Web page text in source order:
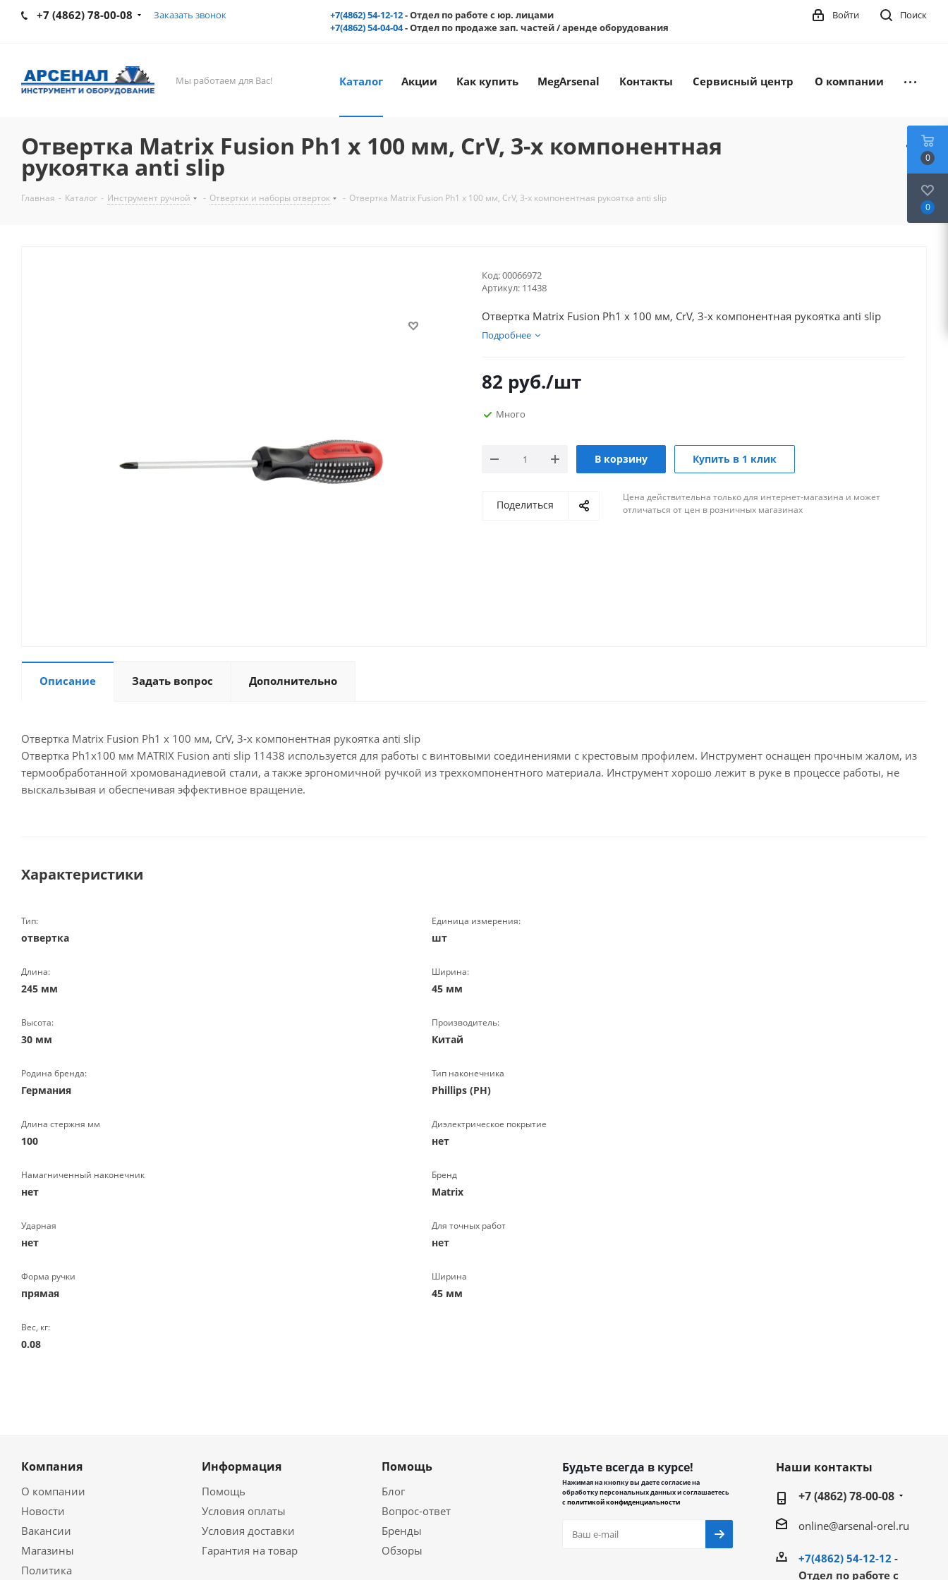
+7 (4862) 78-00-08 Заказать звонок +7(4862) 54-12-12- Отдел по работе с юр. лицами
+7(4862) 54-04-04- Отдел по продаже зап. частей / аренде оборудования
Поиск
Войти
Мы работаем для Вас! Каталог Акции Как купить MegArsenal Контакты Сервисный центр О компании
Отвертка Matrix Fusion Ph1 х 100 мм, CrV, 3-х компонентная
рукоятка anti slip
Главная - Каталог - Инструмент ручной - Отвертки и наборы отверток - Отвертка Matrix Fusion Ph1 х 100 мм, CrV, 3-х компонентная рукоятка anti slip
Код:00066972
Артикул: 11438
Отвертка Matrix Fusion Ph1 х 100 мм, CrV, 3-х компонентная рукоятка anti slip
Подробнее
82 руб./шт
Много
В корзину Купить в 1 клик
Поделиться
Цена действительна только для интернет-магазина и может
отличаться от цен в розничных магазинах
Описание Задать вопрос Дополнительно
Отвертка Matrix Fusion Ph1 х 100 мм, CrV, 3-х компонентная рукоятка anti slip
Отвертка Ph1х100 мм MATRIX Fusion anti slip 11438 используется для работы с винтовыми соединениями с крестовым профилем. Инструмент оснащен прочным жалом, из
термообработанной хромованадиевой стали, а также эргономичной ручкой из трехкомпонентного материала. Инструмент хорошо лежит в руке в процессе работы, не
выскальзывая и обеспечивая эффективное вращение.
Характеристики
Тип:
отвертка
Единица измерения:
шт
Длина:
245 мм
Ширина:
45 мм
Высота:
30 мм
Производитель:
Китай
Родина бренда:
Германия
Тип наконечника
Phillips (PH)
Длина стержня мм
100
Диэлектрическое покрытие
нет
Намагниченный наконечник
нет
Бренд
Matrix
Ударная
нет
Для точных работ
нет
Форма ручки
прямая
Ширина
45 мм
Вес, кг:
0.08
Компания
О компании
Новости
Вакансии
Магазины
Политика
Информация
Помощь
Условия оплаты
Условия доставки
Гарантия на товар
Помощь
Блог
Вопрос-ответ
Бренды
Обзоры
Будьте всегда в курсе!
Нажимая на кнопку вы даете согласие на
обработку персональных данных и соглашаетесь
сполитикой конфиденциальности
Наши контакты
+7 (4862) 78-00-08
online@arsenal-orel.ru
+7(4862) 54-12-12 -
Отдел по работе с
0
0